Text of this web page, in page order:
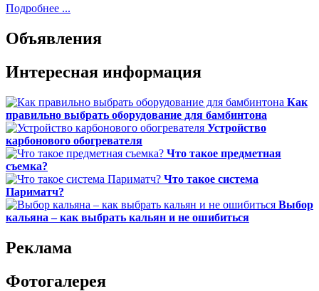
Подробнее ...
Объявления
Интересная информация
Как
правильно выбрать оборудование для бамбинтона
Устройство
карбонового обогревателя
Что такое предметная
съемка?
Что такое система
Париматч?
Выбор
кальяна – как выбрать кальян и не ошибиться
Реклама
Фотогалерея